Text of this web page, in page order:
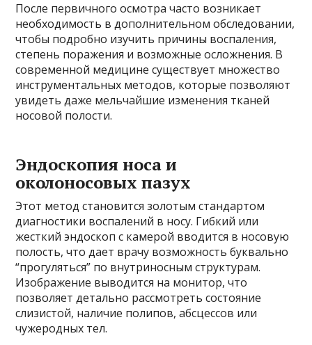
После первичного осмотра часто возникает
необходимость в дополнительном обследовании,
чтобы подробно изучить причины воспаления,
степень поражения и возможные осложнения. В
современной медицине существует множество
инструментальных методов, которые позволяют
увидеть даже мельчайшие изменения тканей
носовой полости.
Эндоскопия носа и
околоносовых пазух
Этот метод становится золотым стандартом
диагностики воспалений в носу. Гибкий или
жесткий эндоскоп с камерой вводится в носовую
полость, что дает врачу возможность буквально
“прогуляться” по внутриносным структурам.
Изображение выводится на монитор, что
позволяет детально рассмотреть состояние
слизистой, наличие полипов, абсцессов или
чужеродных тел.